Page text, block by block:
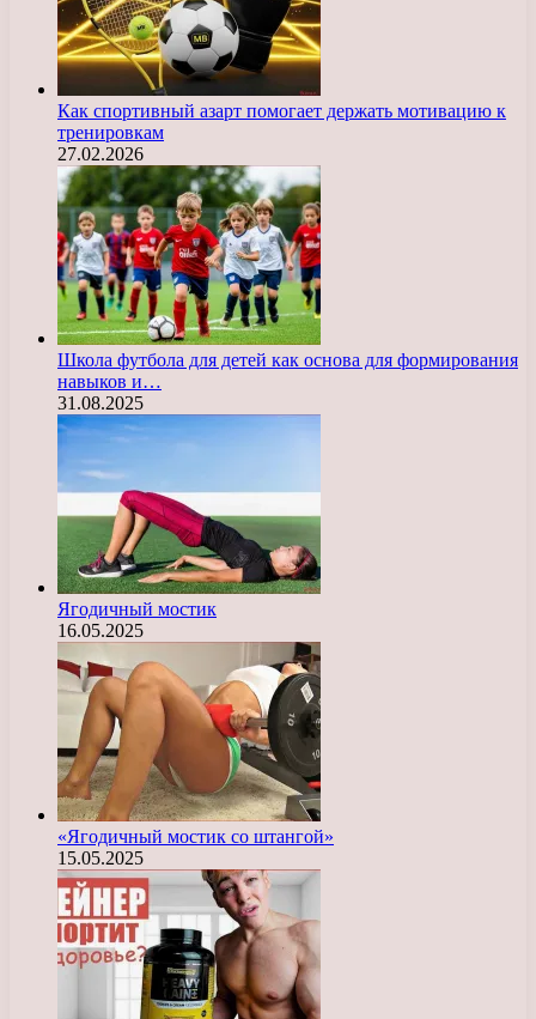
Как спортивный азарт помогает держать мотивацию к
тренировкам
27.02.2026
Школа футбола для детей как основа для формирования
навыков и…
31.08.2025
Ягодичный мостик
16.05.2025
«Ягодичный мостик со штангой»
15.05.2025